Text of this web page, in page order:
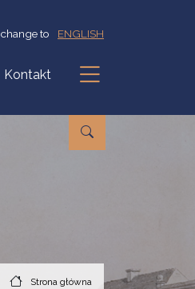
change to ENGLISH
Kontakt
Podmenu
Strona główna